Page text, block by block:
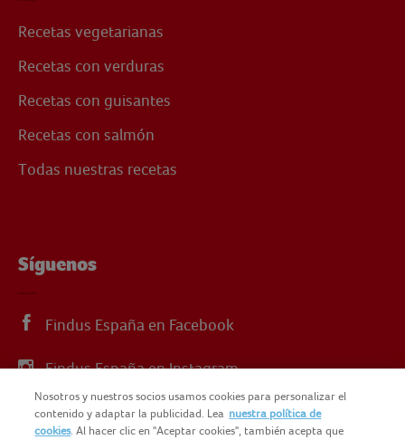
Recetas vegetarianas
Recetas con verduras
Recetas con guisantes
Recetas con salmón
Todas nuestras recetas
Síguenos
Findus España en Facebook
Findus España en Instagram
Findus España en X
Nosotros y nuestros socios usamos cookies para personalizar el
contenido y adaptar la publicidad. Lea nuestra política de
cookies. Al hacer clic en "Aceptar cookies", también acepta que